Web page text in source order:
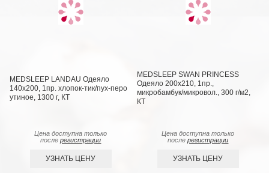
MEDSLEEP LANDAU Одеяло
140х200, 1пр. хлопок-тик/пух-перо
утиное, 1300 г, КТ
Цена доступна только
послерегистрации
УЗНАТЬ ЦЕНУ
MEDSLEEP SWAN PRINCESS
Одеяло 200х210, 1пр.,
микробамбук/микровол., 300 г/м2,
КТ
Цена доступна только
послерегистрации
УЗНАТЬ ЦЕНУ